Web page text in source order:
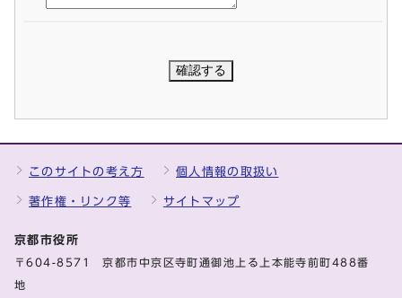
このサイトの考え方 個人情報の取扱い
著作権・リンク等 サイトマップ
京都市役所
〒604-8571 京都市中京区寺町通御池上る上本能寺前町488番
地